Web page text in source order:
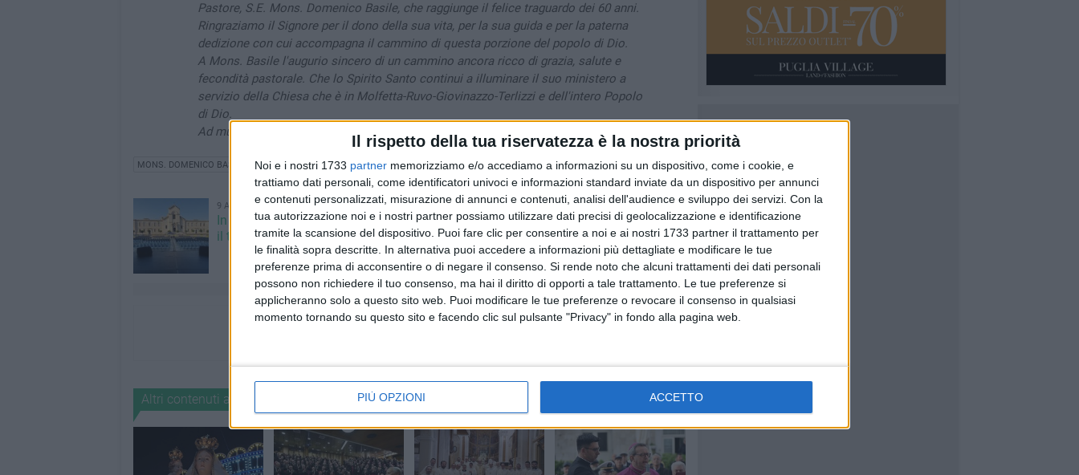
Il rispetto della tua riservatezza è la nostra priorità
Noi e i nostri 1733 partner memorizziamo e/o accediamo a informazioni su un dispositivo, come i cookie, e
trattiamo dati personali, come identificatori univoci e informazioni standard inviate da un dispositivo per annunci
e contenuti personalizzati, misurazione di annunci e contenuti, analisi dell'audience e sviluppo dei servizi. Con la
tua autorizzazione noi e i nostri partner possiamo utilizzare dati precisi di geolocalizzazione e identificazione
tramite la scansione del dispositivo. Puoi fare clic per consentire a noi e ai nostri 1733 partner il trattamento per
le finalità sopra descritte. In alternativa puoi accedere a informazioni più dettagliate e modificare le tue
preferenze prima di acconsentire o di negare il consenso. Si rende noto che alcuni trattamenti dei dati personali
possono non richiedere il tuo consenso, ma hai il diritto di opporti a tale trattamento. Le tue preferenze si
applicheranno solo a questo sito web. Puoi modificare le tue preferenze o revocare il consenso in qualsiasi
momento tornando su questo sito e facendo clic sul pulsante "Privacy" in fondo alla pagina web.
PIÙ OPZIONI ACCETTO
Pastore, S.E. Mons. Domenico Basile, che raggiunge il felice traguardo dei 60 anni.
Ringraziamo il Signore per il dono della sua vita, per la sua guida e per la paterna
dedizione con cui accompagna il cammino di questa porzione del popolo di Dio.
A Mons. Basile l'augurio sincero di un cammino ancora ricco di grazia, salute e
fecondità pastorale. Che lo Spirito Santo continui a illuminare il suo ministero a
servizio della Chiesa che è in Molfetta-Ruvo-Giovinazzo-Terlizzi e dell'intero Popolo
di Dio.
Ad multos annos, Eccellenza!
MONS. DOMENICO BASILE
9 AGOSTO 2026
In piazza Vittorio Emanuele II c'è
il tributo ai Pink Floyd
9 AGOSTO 2026
Giovinazzo Estate: il programma
dal 9 all'11 agosto
Altri contenuti a tema